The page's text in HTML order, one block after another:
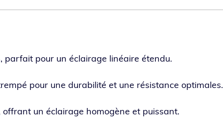
par­fait pour un éclai­rage linéaire étendu.
pour une dura­bi­li­té et une résis­tance optimales.
offrant un éclai­rage homo­gène et puissant.